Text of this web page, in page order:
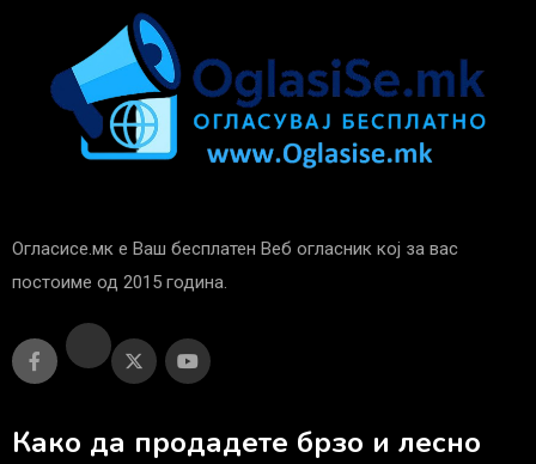
Огласисе.мк е Ваш бесплатен Веб огласник кој за вас
постоиме од 2015 година.
Како да продадете брзо и лесно